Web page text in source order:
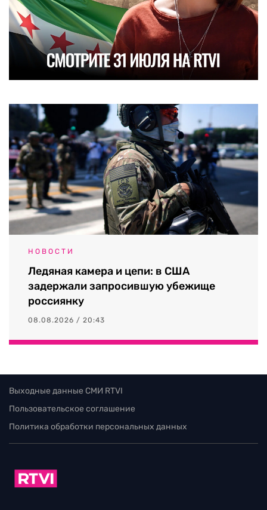
НОВОСТИ
Ледяная камера и цепи: в США
задержали запросившую убежище
россиянку
08.08.2026 / 20:43
Выходные данные СМИ RTVI
Пользовательское соглашение
Политика обработки персональных данных